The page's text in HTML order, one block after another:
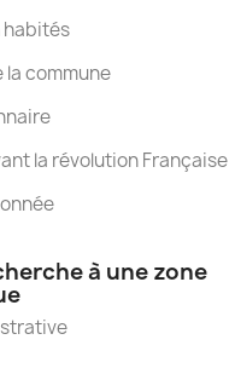
habités
la commune
la révolution Française
à une zone